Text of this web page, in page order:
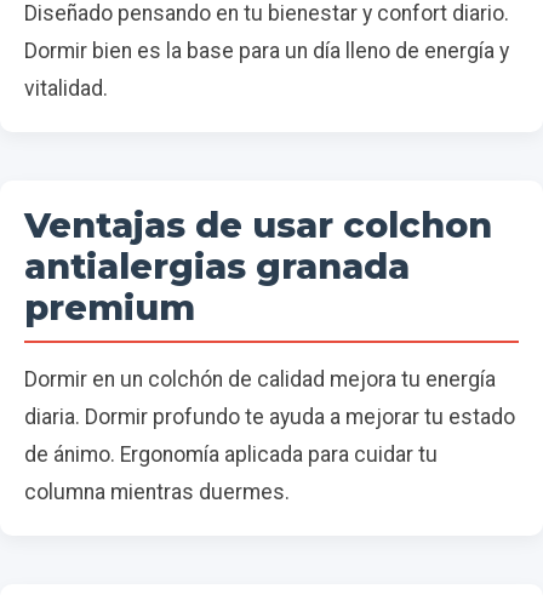
Diseñado pensando en tu bienestar y confort diario.
Dormir bien es la base para un día lleno de energía y
vitalidad.
Ventajas de usar colchon
antialergias granada
premium
Dormir en un colchón de calidad mejora tu energía
diaria. Dormir profundo te ayuda a mejorar tu estado
de ánimo. Ergonomía aplicada para cuidar tu
columna mientras duermes.